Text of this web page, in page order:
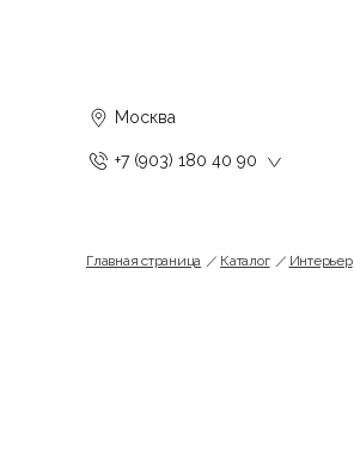
Москва
+7 (903) 180 40 90
Главная страница Каталог Интерьер